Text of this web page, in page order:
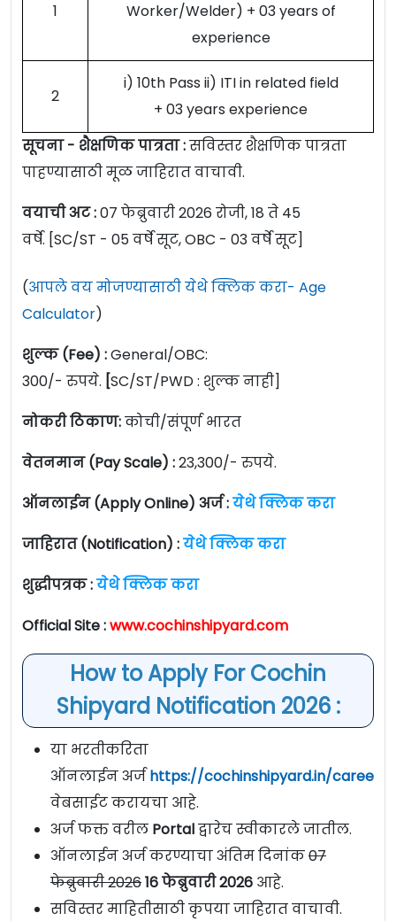
1
Worker/Welder) + 03 years of
experience
2
i) 10th Pass ii) ITI in related field
+ 03 years experience
सूचना - शैक्षणिक पात्रता :सविस्तर शैक्षणिक पात्रता
पाहण्यासाठी मूळ जाहिरात वाचावी.
वयाची अट :07 फेब्रुवारी 2026 रोजी, 18 ते 45
वर्षे. [SC/ST - 05 वर्षे सूट, OBC - 03 वर्षे सूट]
(आपले वय मोजण्यासाठी येथे क्लिक करा- Age
Calculator)
शुल्क (Fee) :General/OBC:
300/- रुपये. [SC/ST/PWD : शुल्क नाही]
नोकरी ठिकाण:कोची/संपूर्ण भारत
वेतनमान (Pay Scale) :23,300/- रुपये.
ऑनलाईन (Apply Online) अर्ज :येथे क्लिक करा
जाहिरात (Notification) :येथे क्लिक करा
शुद्धीपत्रक :येथे क्लिक करा
Official Site :www.cochinshipyard.com
How to Apply For Cochin
Shipyard Notification 2026 :
या भरतीकरिता
ऑनलाईन अर्जhttps://cochinshipyard.in/
वेबसाईट करायचा आहे.
अर्ज फक्त वरील Portalद्वारेच स्वीकारले जातील.
ऑनलाईन अर्ज करण्याचा अंतिम दिनांक07
फेब्रुवारी 202616 फेब्रुवारी 2026 आहे.
सविस्तर माहितीसाठी कृपया जाहिरात वाचावी.